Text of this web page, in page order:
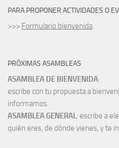
PARA PROPONER ACTIVIDADES O
>>> Formulario bienvenida
PRÓXIMAS ASAMBLEAS
ASAMBLEA DE BIENVENIDA:
escribe con tu propuesta a
informamos.
ASAMBLEA GENERAL: escribe a
quién eres, de dónde vienes, y te